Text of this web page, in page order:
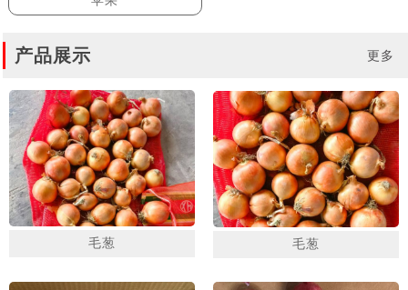
产品展示 更多
毛葱 毛葱